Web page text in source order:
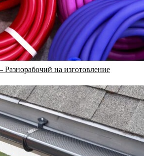
на изготовление